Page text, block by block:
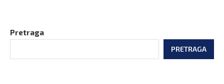
Pretraga
PRETRAGA